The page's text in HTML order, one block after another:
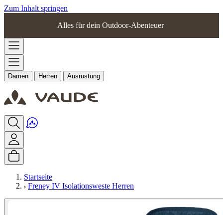
Zum Inhalt springen
Alles für dein Outdoor-Abenteuer
Damen Herren Ausrüstung
Startseite
Freney IV Isolationsweste Herren